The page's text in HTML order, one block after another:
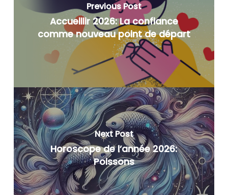
Previous Post
Accueillir 2026: La confiance
comme nouveau point de départ
Next Post
Horoscope de l’année 2026:
Poissons